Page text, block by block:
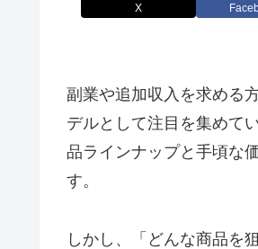
X
副業や追加収入を求める
デルとして注目を集めて
品ラインナップと手頃な
す。
しかし、「どんな商品を